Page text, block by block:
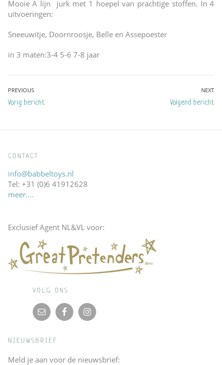
Mooie A lijn jurk met 1 hoepel van prachtige stoffen. In 4
uitvoeringen:
Sneeuwitje, Doornroosje, Belle en Assepoester
in 3 maten:3-4 5-6 7-8 jaar
Bericht
navigatie
PREVIOUS
Previous
Vorig bericht
NEXT
Next
Volgend bericht
CONTACT
info@babbeltoys.nl
Tel: +31 (0)6 41912628
meer….
Exclusief Agent NL&VL voor:
VOLG ONS
NIEUWSBRIEF
Meld je aan voor de nieuwsbrief: